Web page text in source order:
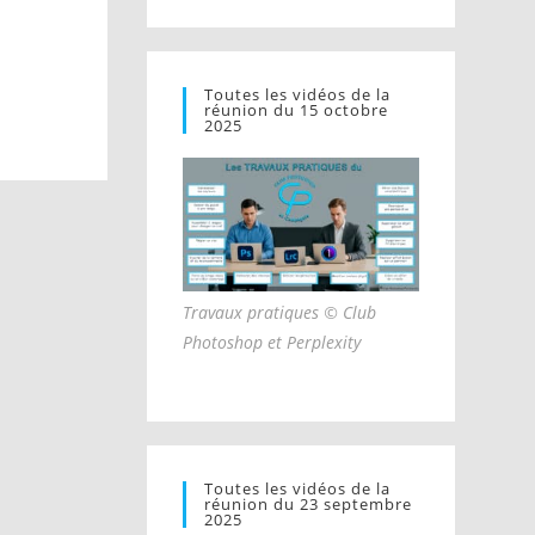
Toutes les vidéos de la
réunion du 15 octobre
2025
Travaux pratiques © Club
Photoshop et Perplexity
Toutes les vidéos de la
réunion du 23 septembre
2025